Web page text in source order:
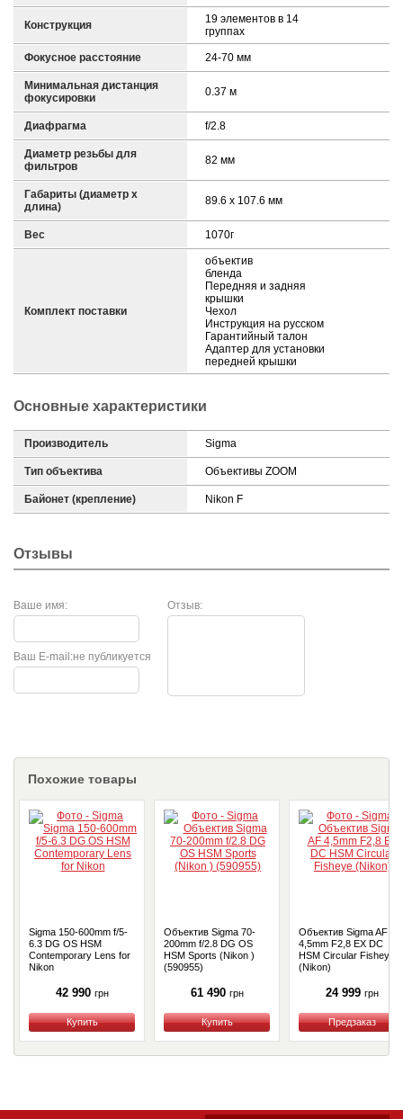
Конструкция
19 элементов в 14
группах
Фокусное расстояние 24-70 мм
Минимальная дистанция
фокусировки
0.37 м
Диафрагма f/2.8
Диаметр резьбы для
фильтров
82 мм
Габариты (диаметр х
длина)
89.6 x 107.6 мм
Вес 1070г
Комплект поставки
объектив
бленда
Передняя и задняя
крышки
Чехол
Инструкция на русском
Гарантийный талон
Адаптер для установки
передней крышки
Основные характеристики
Производитель Sigma
Тип объектива Объективы ZOOM
Байонет (крепление) Nikon F
Отзывы
Ваше имя: Отзыв:
не публикуется
Ваш E-mail:
Похожие товары
Sigma 150-600mm f/5-
6.3 DG OS HSM
Contemporary Lens for
Nikon
42 990 грн
Купить
Объектив Sigma 70-
200mm f/2.8 DG OS
HSM Sports (Nikon )
(590955)
61 490 грн
Купить
Объектив Sigma AF
4,5mm F2,8 EX DС
HSM Circular Fisheye
(Nikon)
24 999 грн
Купить